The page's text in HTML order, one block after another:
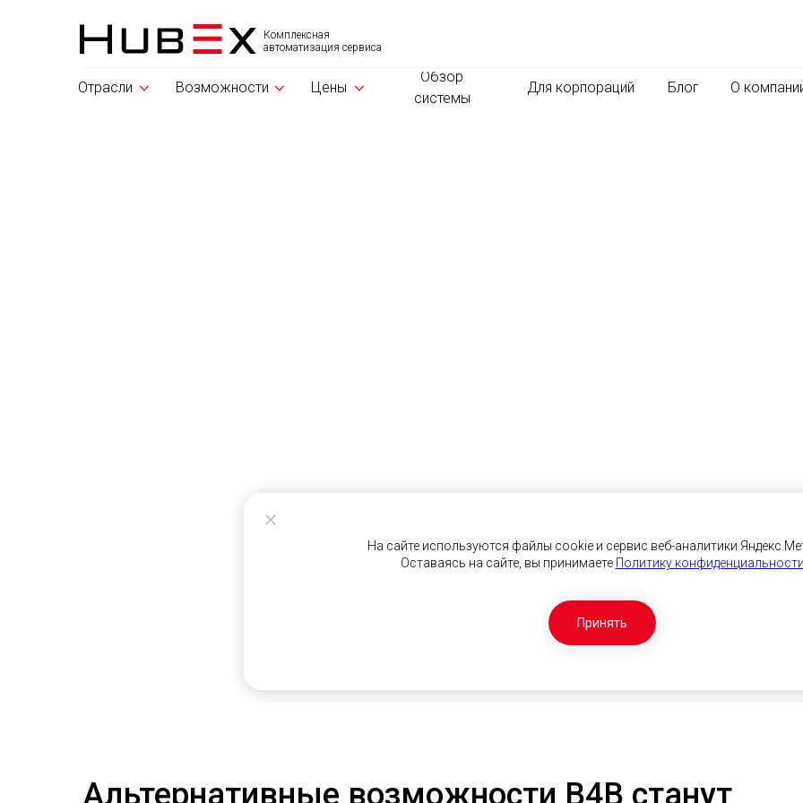
Комплексная
автоматизация сервиса
О
Обзор
системы
Цены
Отрасли Для корпораций Блог
Возможности
Принять
На сайте используются файлы cookie и сервис веб-аналитики
Оставаясь на сайте, вы принимаете Политику конфиденциальности
Альтернативные возможности B4B станут